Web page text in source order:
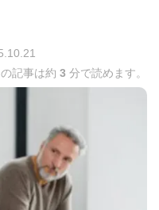
の記事は約 3 分で読めます。